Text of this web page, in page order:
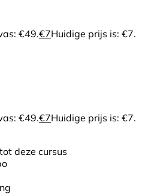
€49.€7Huidige prijs is: €7.
€49.€7Huidige prijs is: €7.
deze cursus